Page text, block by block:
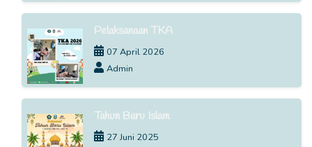
Pelaksanaan TKA
07 April 2026
Admin
Tahun Baru Islam
27 Juni 2025